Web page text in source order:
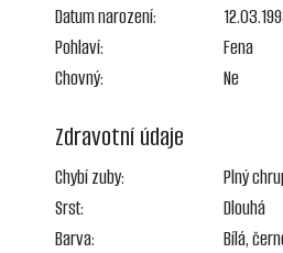
Datum narození:
Pohlaví:
Fena
Chovný:
Ne
Zdravotní údaje
Chybí zuby:
Plný
Srst:
Dlouhá
Barva:
Bílá,